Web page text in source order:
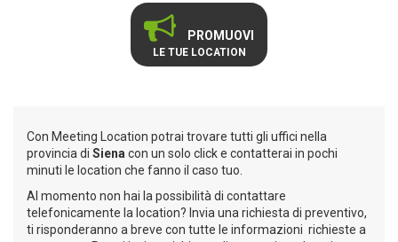
PROMUOVI
LE TUE LOCATION
Con Meeting Location potrai trovare tutti gli uffici nella
provincia di Siena con un solo click e contatterai in pochi
minuti le location che fanno il caso tuo.
Al momento non hai la possibilità di contattare
telefonicamente la location? Invia una richiesta di preventivo,
ti risponderanno a breve con tutte le informazioni richieste a